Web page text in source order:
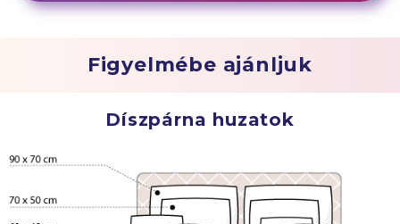
Figyelmébe ajánljuk
Díszpárna huzatok